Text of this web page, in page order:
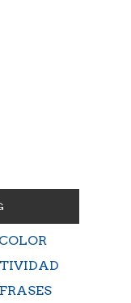
COLOR
FRASES